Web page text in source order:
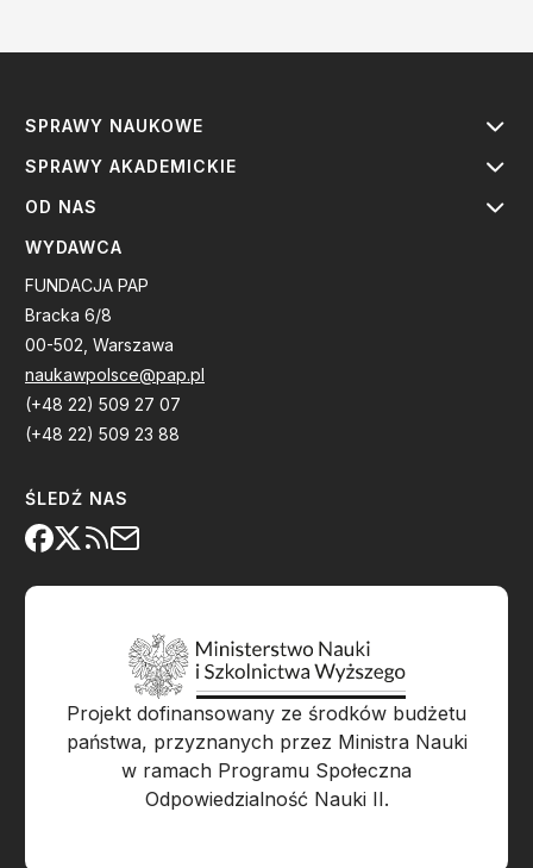
SPRAWY NAUKOWE
SPRAWY AKADEMICKIE
OD NAS
WYDAWCA
FUNDACJA PAP
Bracka 6/8
00-502, Warszawa
naukawpolsce@pap.pl
(+48 22) 509 27 07
(+48 22) 509 23 88
ŚLEDŹ NAS
Projekt dofinansowany ze środków budżetu
państwa, przyznanych przez Ministra Nauki
w ramach Programu Społeczna
Odpowiedzialność Nauki II.